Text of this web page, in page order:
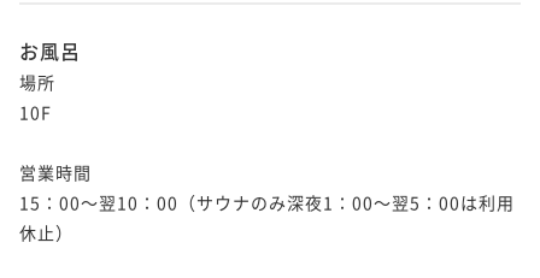
お風呂
場所
10F
営業時間
15：00～翌10：00（サウナのみ深夜1：00～翌5：00は利用
休止）